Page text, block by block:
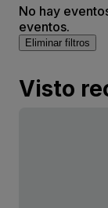
No hay
eventos.
Eliminar filtros
Visto